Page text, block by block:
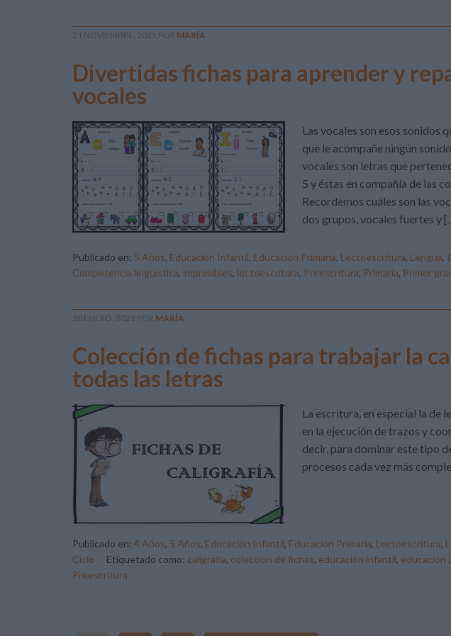
21 NOVIEMBRE, 2021 POR MARÍA
Divertidas fichas para aprender y
vocales
Las vocales son esos sonidos
que le acompañe ningún
vocales son letras que
5 y éstas en compañía de las
Recordemos cuáles son las
dos grupos, vocales fuertes y
Publicado en: 5 Años, Educación Infantil, Educación Primaria, Lectoescritura, Lengua,
Competencia lingüística, imprimibles, lectoescritura, Preescritura, Primaria, Primer
20 ENERO, 2021 POR MARÍA
Colección de fichas para trabajar la
todas las letras
La escritura, en especial la de
en la ejecución de trazos y
decir, para dominar este tipo
procesos cada vez más
Publicado en: 4 Años, 5 Años, Educación Infantil, Educación Primaria, Lectoescritura,
Ciclo
Etiquetado como: caligrafía, colección de fichas, educación infantil, educación
Preescritura